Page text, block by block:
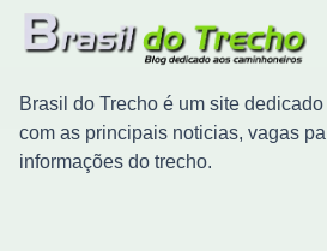
Brasil do Trecho é um site
com as principais noticias, vagas
informações do trecho.